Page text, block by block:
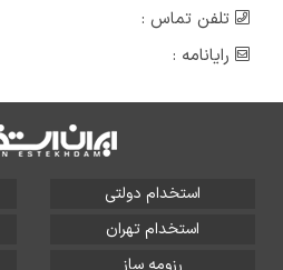
تلفن تماس :
رایانامه :
استخدام دولتی
استخدام تهران
رزومه ساز